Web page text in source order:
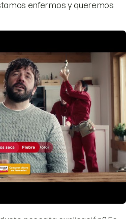
enfermos y queremos